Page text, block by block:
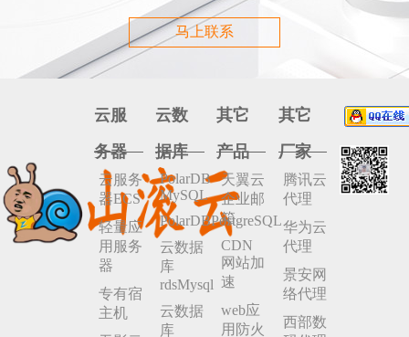
马上联系
云服
务器
云服务
器ECS
轻量应
用服务
器
专有宿
主机
云数
据库
PolarDB
MySQL
PolarDBPostgreSQL
云数据
库
rdsMysql
云数据
库
其它
产品
天翼云
企业邮
箱
CDN
网站加
速
web应
用防火
其它
厂家
腾讯云
代理
华为云
代理
景安网
络代理
西部数